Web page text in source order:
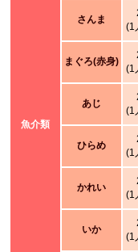
魚介類
さんま
(1
まぐろ(赤身)
(1
あじ
(1
ひらめ
(1
かれい
(1
いか
(1